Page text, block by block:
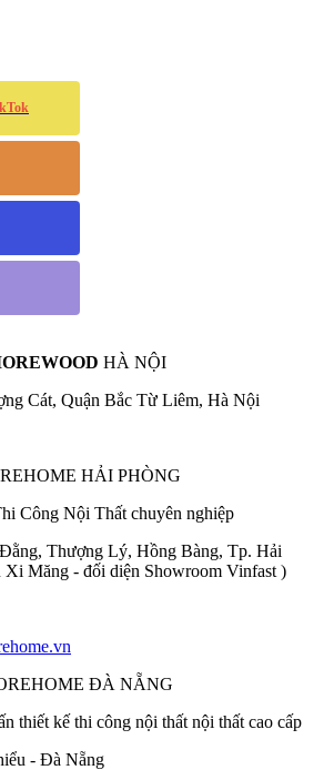
HÀ NỘI
Cát, Quận Bắc Từ Liêm, Hà Nội
HẢI PHÒNG
Công Nội Thất chuyên nghiệp
Thượng Lý, Hồng Bàng, Tp. Hải
Xi Măng - đối diện Showroom Vinfast )
ĐÀ NẴNG
thiết kế thi công nội thất nội thất cao cấp
- Đà Nẵng